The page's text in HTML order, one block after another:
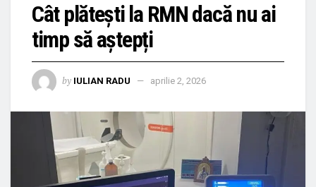
Cât plătești la RMN dacă nu ai
timp să aștepți
by IULIAN RADU aprilie 2, 2026